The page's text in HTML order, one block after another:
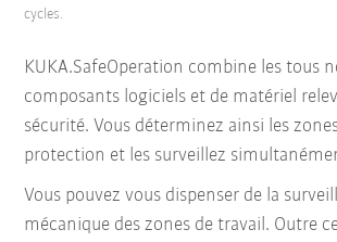
KUKA.SafeOperation combine les tous
composants logiciels et de matériel
sécurité. Vous déterminez ainsi les
protection et les surveillez
Vous pouvez vous dispenser de la
mécanique des zones de travail. Outre
cycles.